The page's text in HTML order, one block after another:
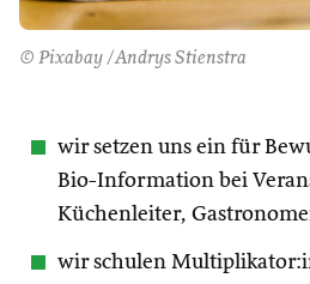
© Pixabay /Andrys Stienstra
wir setzen uns ein für
Bio-Information bei
Küchenleiter,
wir schulen